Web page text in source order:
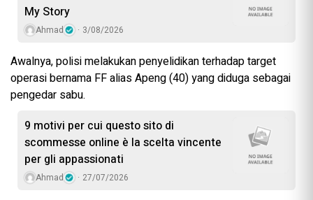
My Story
Ahmad 3/08/2026
Awalnya, polisi melakukan penyelidikan terhadap target
operasi bernama FF alias Apeng (40) yang diduga sebagai
pengedar sabu.
9 motivi per cui questo sito di
scommesse online è la scelta vincente
per gli appassionati
Ahmad 27/07/2026